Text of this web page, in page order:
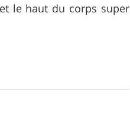
le haut du corps super